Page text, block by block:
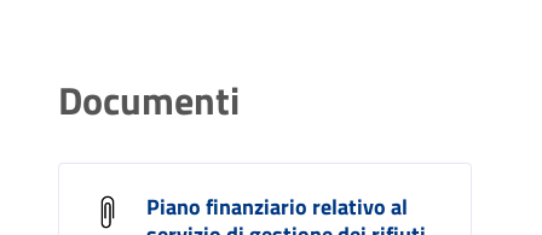
Documenti
Piano finanziario relativo al